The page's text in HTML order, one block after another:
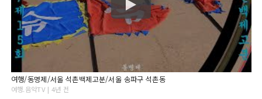
여행/동명제/서울 석촌백제고분/서울 송파구 석촌동
여행.음악TV | 4년 전